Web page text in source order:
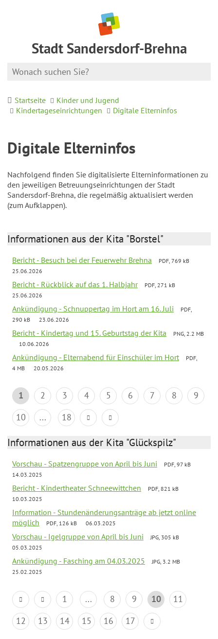
Stadt Sandersdorf-Brehna
Startseite
Kinder und Jugend
Kindertageseinrichtungen
Digitale Elterninfos
Digitale Elterninfos
Nachfolgend finden Sie digitalisierte Elterninformationen zu
den jeweiligen Betreuungseinrichtungen der Stadt
Sandersdorf-Brehna, die regelmäßig aktualisiert werden
(zum Aufklappen).
Informationen aus der Kita "Borstel"
Bericht - Besuch bei der Feuerwehr Brehna
PDF, 769 kB
25.06.2026
Bericht - Rückblick auf das 1. Halbjahr
PDF, 271 kB
25.06.2026
Ankündigung - Schnuppertag im Hort am 16. Juli
PDF,
290 kB
23.06.2026
Bericht - Kindertag und 15. Geburtstag der Kita
PNG, 2.2 MB
10.06.2026
Ankündigung - Elternabend für Einschüler im Hort
PDF,
4 MB
20.05.2026
1 2 3 4 5 6 7 8
9
10
... 18
Informationen aus der Kita "Glückspilz"
Vorschau - Spatzengruppe von April bis Juni
PDF, 97 kB
14.03.2025
Bericht - Kindertheater Schneewittchen
PDF, 821 kB
10.03.2025
Information - Stundenänderungsanträge ab jetzt online
möglich
PDF, 126 kB 06.03.2025
Vorschau - Igelgruppe von April bis Juni
JPG, 305 kB
05.03.2025
Ankündigung - Fasching am 04.03.2025
JPG, 3.2 MB
25.02.2025
1 ... 8 9 10
11
12
13 14 15 16 17